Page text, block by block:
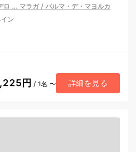
ロ … マラガ / パルマ・デ・マヨルカ
ン
円 / 1名 〜 詳細を見る